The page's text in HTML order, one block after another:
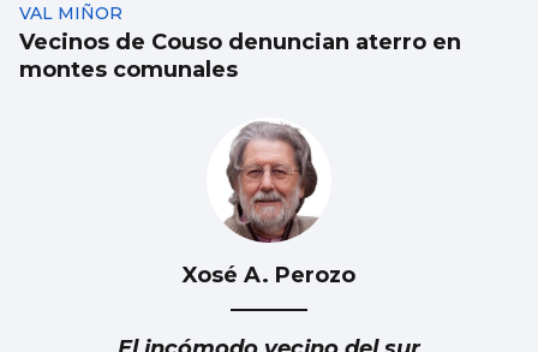
VAL MIÑOR
Vecinos de Couso denuncian aterro en
montes comunales
Xosé A. Perozo